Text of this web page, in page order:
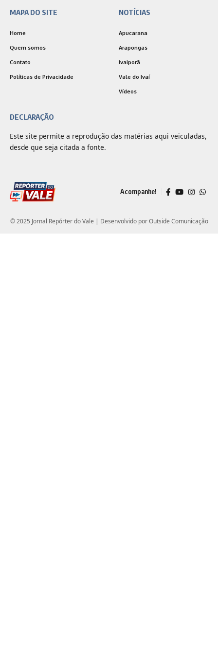
MAPA DO SITE
Home
Quem somos
Contato
Políticas de Privacidade
NOTÍCIAS
Apucarana
Arapongas
Ivaiporã
Vale do Ivaí
Vídeos
DECLARAÇÃO
Este site permite a reprodução das matérias aqui veiculadas,
desde que seja citada a fonte.
Acompanhe!
© 2025 Jornal Repórter do Vale | Desenvolvido porOutside Comunicação